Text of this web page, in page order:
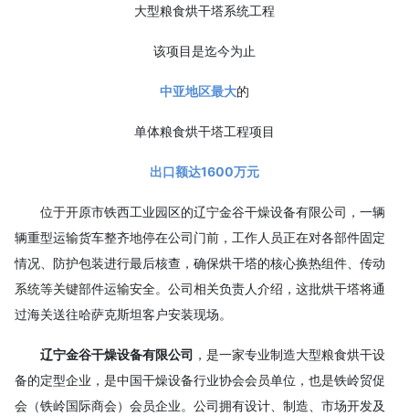
大型粮食烘干塔系统工程
该项目是迄今为止
中亚地区最大的
单体粮食烘干塔工程项目
出口额达1600万元
位于开原市铁西工业园区的辽宁金谷干燥设备有限公司，一辆
辆重型运输货车整齐地停在公司门前，工作人员正在对各部件固定
情况、防护包装进行最后核查，确保烘干塔的核心换热组件、传动
系统等关键部件运输安全。公司相关负责人介绍，这批烘干塔将通
过海关送往哈萨克斯坦客户安装现场。
辽宁金谷干燥设备有限公司 ，是一家专业制造大型粮食烘干设
备的定型企业，是中国干燥设备行业协会会员单位，也是铁岭贸促
会（铁岭国际商会）会员企业。公司拥有设计、制造、市场开发及